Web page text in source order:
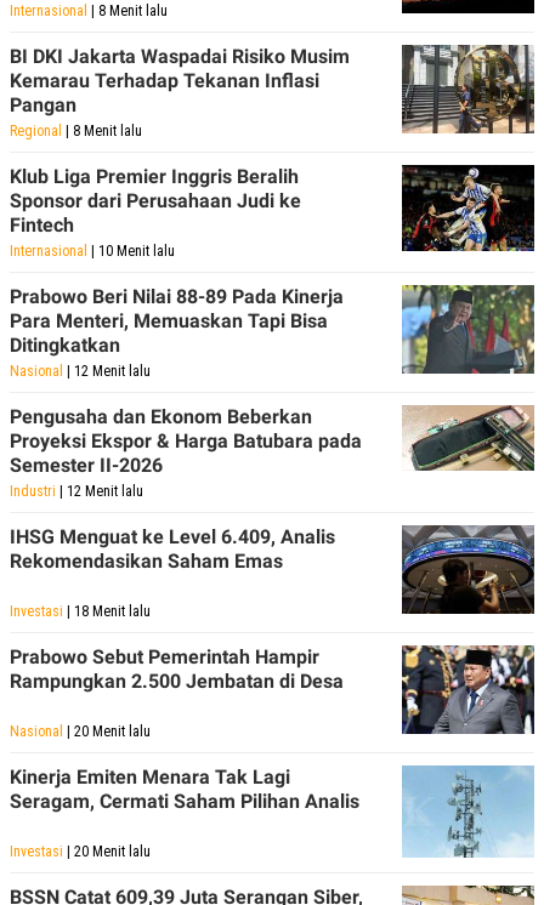
Internasional | 8 Menit lalu
BI DKI Jakarta Waspadai Risiko Musim
Kemarau Terhadap Tekanan Inflasi
Pangan
Regional | 8 Menit lalu
Klub Liga Premier Inggris Beralih
Sponsor dari Perusahaan Judi ke
Fintech
Internasional | 10 Menit lalu
Prabowo Beri Nilai 88-89 Pada Kinerja
Para Menteri, Memuaskan Tapi Bisa
Ditingkatkan
Nasional | 12 Menit lalu
Pengusaha dan Ekonom Beberkan
Proyeksi Ekspor & Harga Batubara pada
Semester II-2026
Industri | 12 Menit lalu
IHSG Menguat ke Level 6.409, Analis
Rekomendasikan Saham Emas
Investasi | 18 Menit lalu
Prabowo Sebut Pemerintah Hampir
Rampungkan 2.500 Jembatan di Desa
Nasional | 20 Menit lalu
Kinerja Emiten Menara Tak Lagi
Seragam, Cermati Saham Pilihan Analis
Investasi | 20 Menit lalu
BSSN Catat 609,39 Juta Serangan Siber,